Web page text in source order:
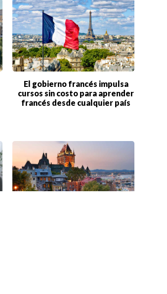
El gobierno francés impulsa
cursos sin costo para aprender
francés desde cualquier país